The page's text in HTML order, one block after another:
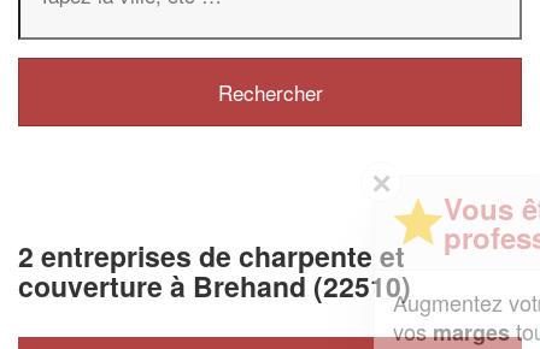
2 entreprises de charpente et
couverture à Brehand (22510)
professionnel ?
Augmentez votrechiffre d'affaireset
vosmargestout en gagnant de